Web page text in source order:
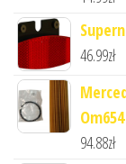
46.99zł
Om654
94.88zł